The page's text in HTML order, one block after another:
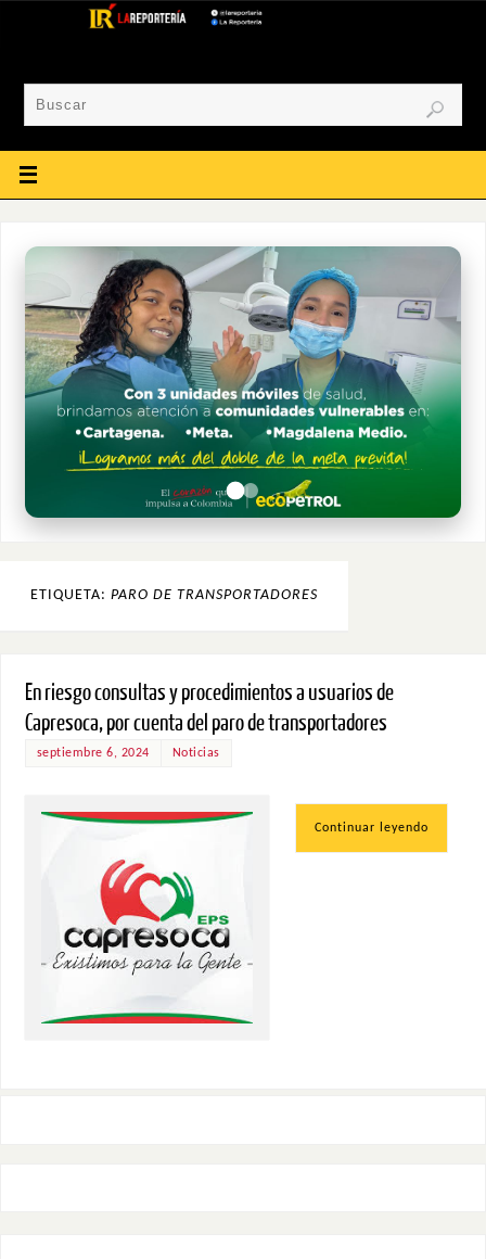
ETIQUETA: PARO DE TRANSPORTADORES
En riesgo consultas y procedimientos a usuarios de
Capresoca, por cuenta del paro de transportadores
septiembre 6, 2024 Noticias
Continuar leyendo